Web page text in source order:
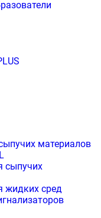
материалов
сыпучих
жидких сред